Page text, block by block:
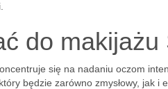
do makijażu
się na nadaniu oczom
będzie zarówno zmysłowy, jak i